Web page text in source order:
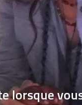
lorsque